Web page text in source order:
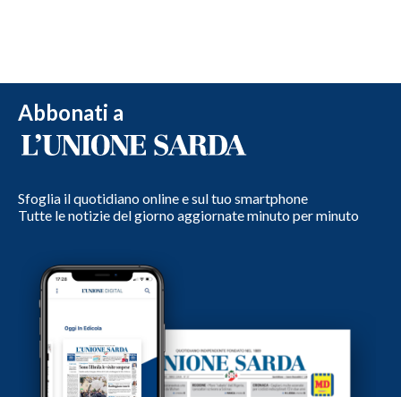
Abbonati a
Sfoglia il quotidiano online e sul tuo smartphone
Tutte le notizie del giorno aggiornate minuto per minuto